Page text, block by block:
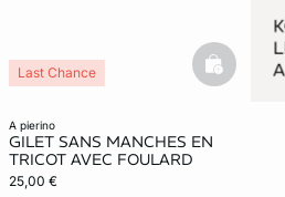
a pierino
GILET SANS MANCHES EN
TRICOT AVEC FOULARD
25,00 €
Last Chance basketfull